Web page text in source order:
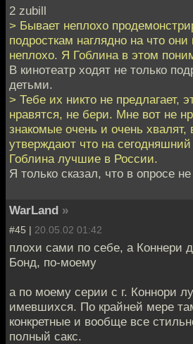
2 zubill
> Бывает неплохо
подросткам наглядно на что
неплохо. Я Гоблина в этом
В кинотеатр ходят не только
детьми.
> Тебе их никто не предлагает,
нравятся, не бери. Мне вот не
знакомые очень и очень хвалят,
утверждают что на
Гоблина лучшие в России.
Я только сказал, что в опросе
WarLand »
#45 | 20.05.02 01:42
плохи сами по себе, а Коннери
Бонд, по-моему
а по моему серии с г. Коннори
имевшихся. По крайней мере
конкретные и вообще все
полный сакс.